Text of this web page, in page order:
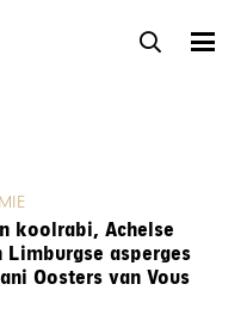
koolrabi, Achelse
Limburgse asperges
Oosters van Vous